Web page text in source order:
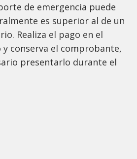
de emergencia puede
es superior al de un
Realiza el pago en el
conserva el comprobante,
presentarlo durante el